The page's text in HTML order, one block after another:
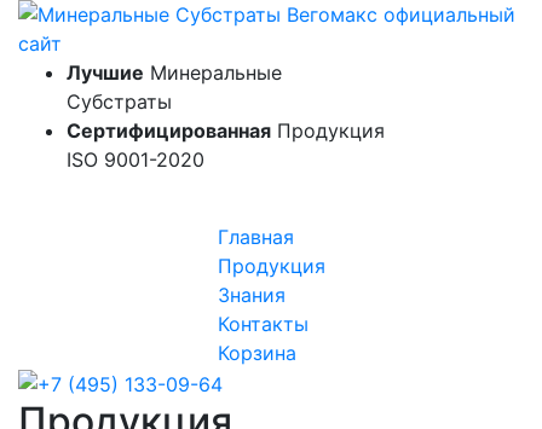
Лучшие Минеральные
Субстраты
Сертифицированная Продукция
ISO 9001-2020
Toggle navigationГлавная
Продукция
Знания
Контакты
Корзина